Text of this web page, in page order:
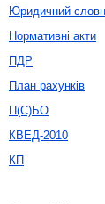
Юридичний
Нормативні акти
ПДР
План рахунків
П(С)БО
КВЕД-2010
КП